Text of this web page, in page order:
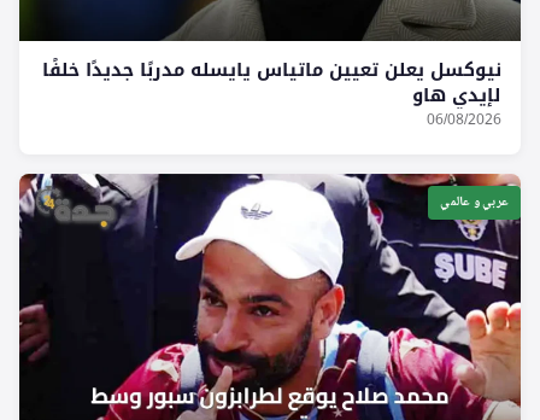
نيوكسل يعلن تعيين ماتياس يايسله مدربًا جديدًا خلفًا
لإيدي هاو
06/08/2026
عربي و عالمي